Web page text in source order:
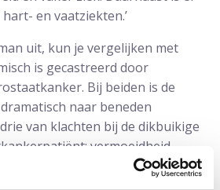
en vaatziekten.’
uit, kun je vergelijken met
is gecastreerd door
Bij beiden is de
naar beneden
van klachten bij de dikbuikige
vermoeidheid,
opvliegers. ‘Van een actieve,
is hij veranderd in een